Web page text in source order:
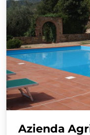
Azienda